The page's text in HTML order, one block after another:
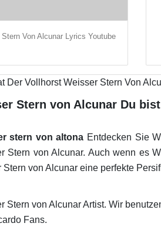
Von Alcunar Lyrics Youtube
Stern von Alcunar Du
stern von altona Entdecken Sie
Stern von Alcunar. Auch wenn es
Stern von Alcunar eine perfekte
Stern von Alcunar Artist. Wir
Fans.